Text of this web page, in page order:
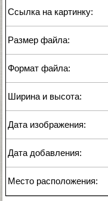
Ссылка на картинку:
Размер файла:
Формат файла:
Ширина и высота:
Дата изображения:
Дата добавления:
Место расположения: